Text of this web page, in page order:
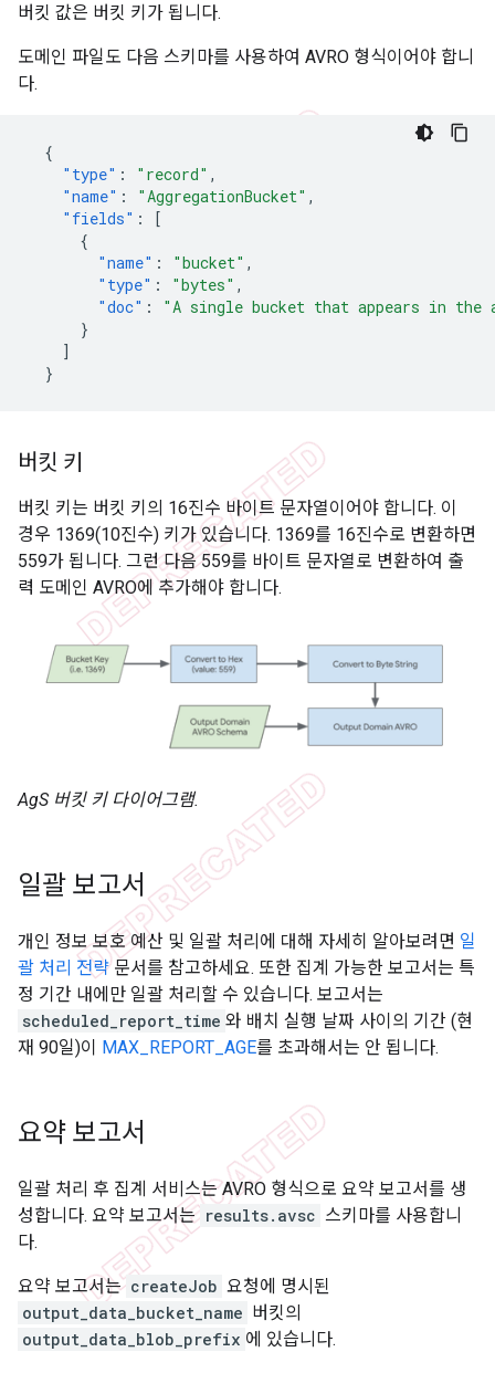
버킷 값은 버킷 키가 됩니다.
도메인 파일도 다음 스키마를 사용하여 AVRO 형식이어야 합니
다.
{
"type" : "record" ,
"name" : "AggregationBucket" ,
"fields" :
[
{
"name" : "bucket" ,
"type" : "bytes" ,
"doc" :
"A single bucket that appears in the
}
]
}
버킷 키
버킷 키는 버킷 키의 16진수 바이트 문자열이어야 합니다. 이
경우 1369(10진수) 키가 있습니다. 1369를 16진수로 변환하면
559가 됩니다. 그런 다음 559를 바이트 문자열로 변환하여 출
력 도메인 AVRO에 추가해야 합니다.
AgS 버킷 키 다이어그램.
일괄 보고서
개인 정보 보호 예산 및 일괄 처리에 대해 자세히 알아보려면 일
괄 처리 전략문서를 참고하세요. 또한 집계 가능한 보고서는 특
정 기간 내에만 일괄 처리할 수 있습니다. 보고서는
scheduled_report_time 와 배치 실행 날짜 사이의 기간 (현
재 90일)이
MAX_REPORT_AGE를 초과해서는 안 됩니다.
요약 보고서
일괄 처리 후 집계 서비스는 AVRO 형식으로 요약 보고서를 생
성합니다. 요약 보고서는 results.avsc 스키마를 사용합니
다.
요약 보고서는 createJob 요청에 명시된
output_data_bucket_name 버킷의
output_data_blob_prefix 에 있습니다.